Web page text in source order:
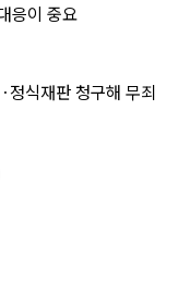
응이 중요
식재판 청구해 무죄